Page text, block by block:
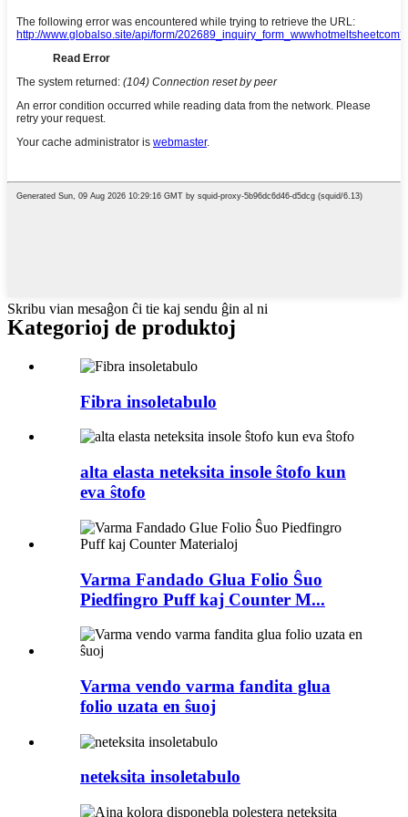
Skribu vian mesaĝon ĉi tie kaj sendu ĝin al ni
Kategorioj de produktoj
Fibra insoletabulo
alta elasta neteksita insole ŝtofo kun
eva ŝtofo
Varma Fandado Glua Folio Ŝuo
Piedfingro Puff kaj Counter M...
Varma vendo varma fandita glua
folio uzata en ŝuoj
neteksita insoletabulo